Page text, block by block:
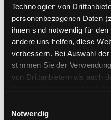
Technologien von
personenbezogenen Daten
ihnen sind notwendig für
andere uns helfen, diese
verbessern. Bei Auswahl
stimmen Sie der
von Drittanbietern als auch
(Länder außerhalb des EWR
Notwendig
Exemplare
Zweigstelle:Bibliothek
Signatur:
Standort 2:
Mediengruppe: